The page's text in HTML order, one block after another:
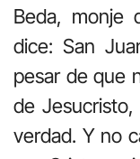
Beda, monje
dice: San
pesar de que
de
verdad. Y no